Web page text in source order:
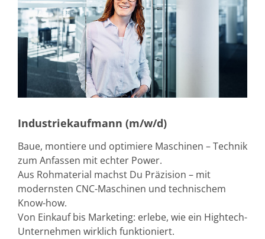
Industriekaufmann (m/w/d)
Baue, montiere und optimiere Maschinen – Technik
zum Anfassen mit echter Power.
Aus Rohmaterial machst Du Präzision – mit
modernsten CNC-Maschinen und technischem
Know-how.
Von Einkauf bis Marketing: erlebe, wie ein Hightech-
Unternehmen wirklich funktioniert.